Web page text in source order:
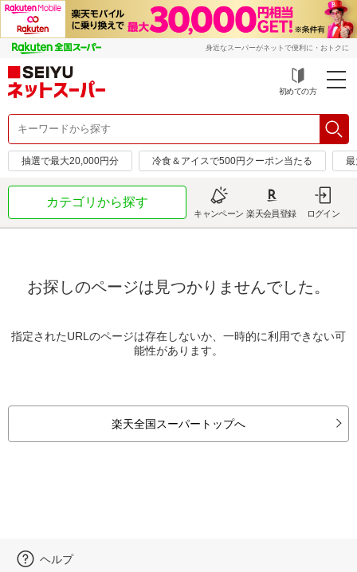
身近なスーパーがネットで便利に・おトクに
初めての方
抽選で最大20,000円分 冷食＆アイスで500円クーポン当たる
カテゴリから探す
キャンペーン 楽天会員登録 ログイン
お探しのページは見つかりませんでした。
指定されたURLのページは存在しないか、一時的に利用できない可
能性があります。
楽天全国スーパートップへ
ヘルプ